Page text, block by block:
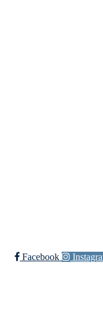
Facebook